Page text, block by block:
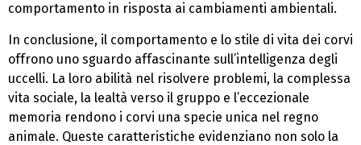
comportamento in risposta ai cambiamenti ambientali.
In conclusione, il comportamento e lo stile di vita dei corvi
offrono uno sguardo affascinante sull’intelligenza degli
uccelli. La loro abilità nel risolvere problemi, la complessa
vita sociale, la lealtà verso il gruppo e l’eccezionale
memoria rendono i corvi una specie unica nel regno
animale. Queste caratteristiche evidenziano non solo la